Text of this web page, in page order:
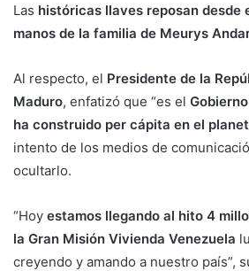
Las históricas llaves reposan desde
manos de la familia de Meurys
Al respecto, el Presidente de la
Maduro, enfatizó que “es el
ha construido per cápita en el
intento de los medios de
ocultarlo.
“Hoy estamos llegando al hito 4
la Gran Misión Vivienda Venezuela
creyendo y amando a nuestro país”,